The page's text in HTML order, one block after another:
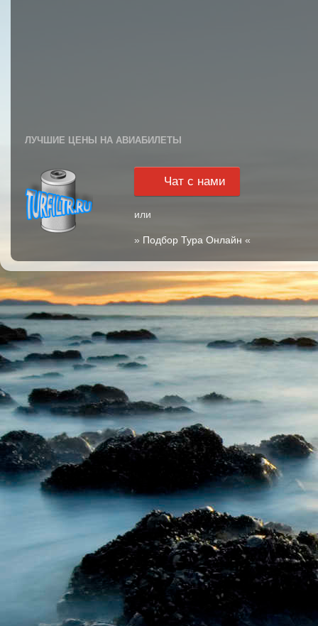
ЛУЧШИЕ ЦЕНЫ НА АВИАБИЛЕТЫ
Чат с нами
или
» Подбор Тура Онлайн «